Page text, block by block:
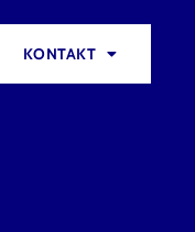
KONTAKT